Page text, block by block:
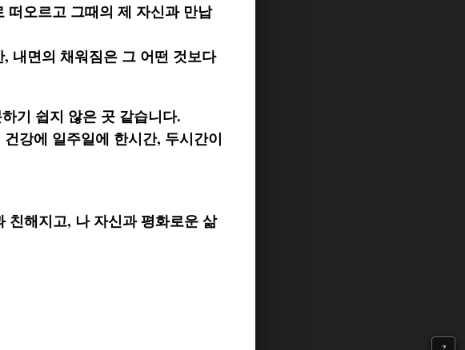
떠오르고 그때의 제 자신과 만납
내면의 채워짐은 그 어떤 것보다
기 쉽지 않은 곳 같습니다.
강에 일주일에 한시간, 두시간이
친해지고, 나 자신과 평화로운 삶